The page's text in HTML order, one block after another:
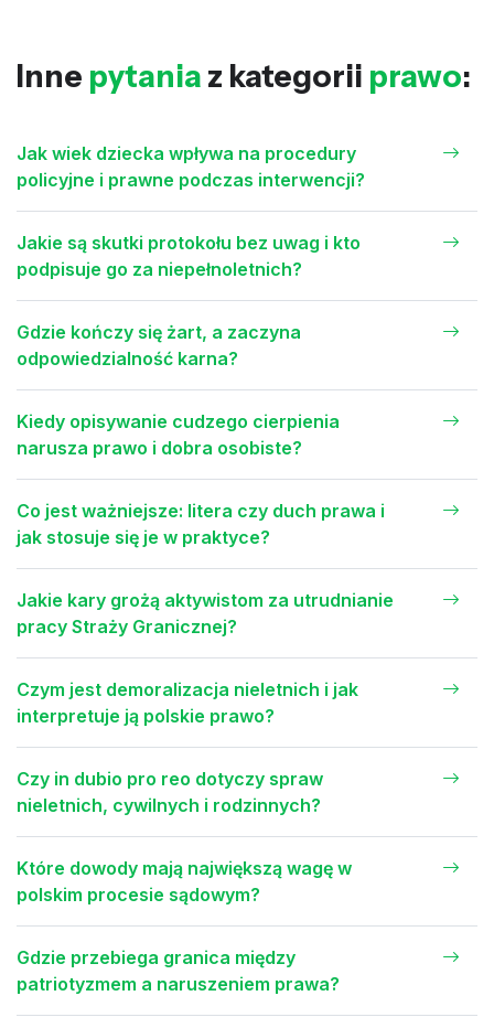
Inne pytania z kategorii prawo:
Jak wiek dziecka wpływa na procedury
policyjne i prawne podczas interwencji?
Jakie są skutki protokołu bez uwag i kto
podpisuje go za niepełnoletnich?
Gdzie kończy się żart, a zaczyna
odpowiedzialność karna?
Kiedy opisywanie cudzego cierpienia
narusza prawo i dobra osobiste?
Co jest ważniejsze: litera czy duch prawa i
jak stosuje się je w praktyce?
Jakie kary grożą aktywistom za utrudnianie
pracy Straży Granicznej?
Czym jest demoralizacja nieletnich i jak
interpretuje ją polskie prawo?
Czy in dubio pro reo dotyczy spraw
nieletnich, cywilnych i rodzinnych?
Które dowody mają największą wagę w
polskim procesie sądowym?
Gdzie przebiega granica między
patriotyzmem a naruszeniem prawa?